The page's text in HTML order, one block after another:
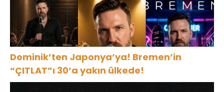
Dominik’ten Japonya’ya! Bremen’in
“ÇITLAT”ı 30’a yakın ülkede!